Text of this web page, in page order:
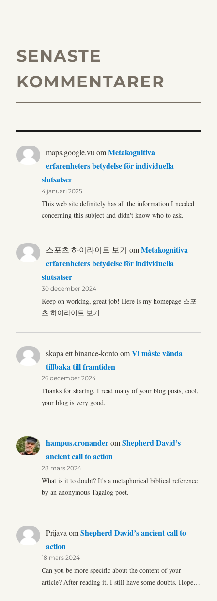
SENASTE
KOMMENTARER
maps.google.vu omMetakognitiva
erfarenheters betydelse för individuella
slutsatser
4 januari 2025
This web site definitely has all the information I needed
concerning this subject and didn't know who to ask.
스포츠 하이라이트 보기 omMetakognitiva
erfarenheters betydelse för individuella
slutsatser
30 december 2024
Keep on working, great job! Here is my homepage 스포
츠 하이라이트 보기
skapa ett binance-kontoomVi måste vända
tillbaka till framtiden
26 december 2024
Thanks for sharing. I read many of your blog posts, cool,
your blog is very good.
hampus.cronanderomShepherd David’s
ancient call to action
28 mars 2024
What is it to doubt? It's a metaphorical biblical reference
by an anonymous Tagalog poet.
Prijava omShepherd David’s ancient call to
action
18 mars 2024
Can you be more specific about the content of your
article? After reading it, I still have some doubts. Hope…